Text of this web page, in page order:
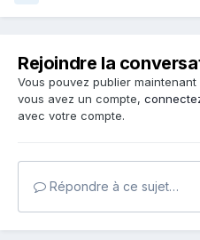
Rejoindre la
Vous pouvez publier
vous avez un compte,
avec votre compte.
Répondre à ce sujet…